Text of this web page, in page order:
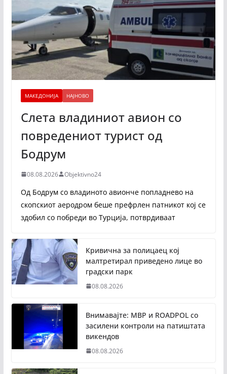
МАКЕДОНИЈА НАЈНОВО
Слета владиниот авион со
повредениот турист од
Бодрум
08.08.2026 Objektivno24
Од Бодрум со владиното авионче попладнево на
скопскиот аеродром беше префрлен патникот кој се
здобил со побреди во Турција, потврдиваат
Кривична за полицаец кој
малтретирал приведено лице во
градски парк
08.08.2026
Внимавајте: МВР и ROADPOL со
засилени контроли на патиштата
викендов
08.08.2026